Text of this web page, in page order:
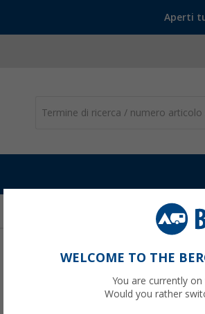
Aperti
WELCOME TO THE
You are currently
Would you rather